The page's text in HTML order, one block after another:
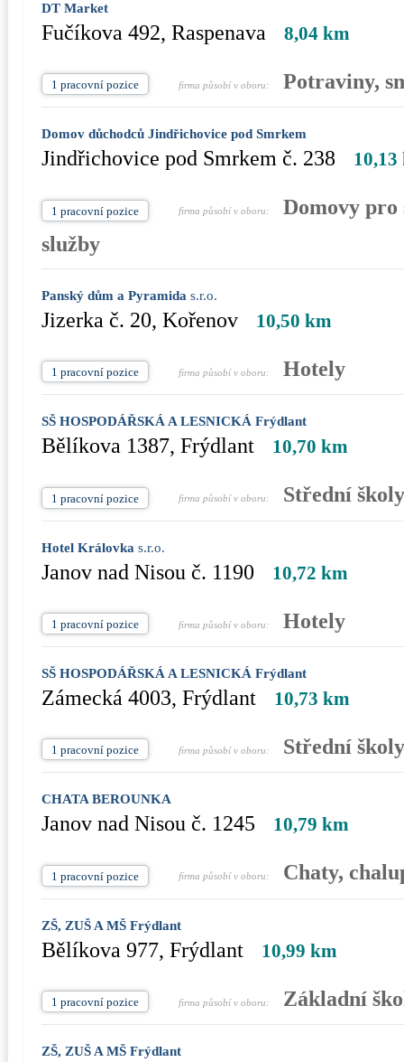
DT Market
Fučíkova 492, Raspenava 8,04 km
1 pracovní pozice firma působí v oboru: Potraviny,
Domov důchodců Jindřichovice pod Smrkem
Jindřichovice pod Smrkem č. 238 10,13
1 pracovní pozice firma působí v oboru:
Domovy pro
služby
Panský dům a Pyramida s.r.o.
Jizerka č. 20, Kořenov 10,50 km
1 pracovní pozice firma působí v oboru: Hotely
SŠ HOSPODÁŘSKÁ A LESNICKÁ Frýdlant
Bělíkova 1387, Frýdlant 10,70 km
1 pracovní pozice firma působí v oboru: Střední školy
Hotel Královka s.r.o.
Janov nad Nisou č. 1190 10,72 km
1 pracovní pozice firma působí v oboru: Hotely
SŠ HOSPODÁŘSKÁ A LESNICKÁ Frýdlant
Zámecká 4003, Frýdlant 10,73 km
1 pracovní pozice firma působí v oboru: Střední školy
CHATA BEROUNKA
Janov nad Nisou č. 1245 10,79 km
1 pracovní pozice firma působí v oboru: Chaty,
ZŠ, ZUŠ A MŠ Frýdlant
Bělíkova 977, Frýdlant 10,99 km
1 pracovní pozice firma působí v oboru: Základní
ZŠ, ZUŠ A MŠ Frýdlant